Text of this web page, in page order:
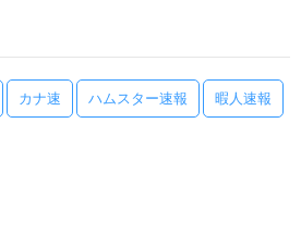
カナ速 ハムスター速報 暇人速報